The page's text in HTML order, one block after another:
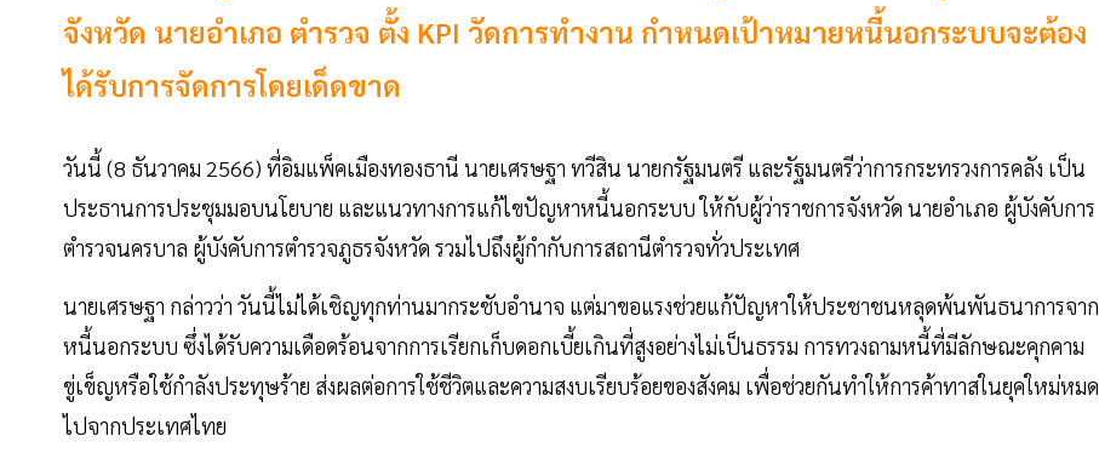
จังหวัด นายอำเภอ ตำรวจ ตั้ง KPI วัดการทำงาน กำหนดเป้าหมายหนี้นอกระบบจะต้อง
ได้รับการจัดการโดยเด็ดขาด
วันนี้ (8 ธันวาคม 2566) ที่อิมแพ็คเมืองทองธานี นายเศรษฐา ทวีสิน นายกรัฐมนตรี และรัฐมนตรีว่าการกระทรวงการคลัง เป็น
ประธานการประชุมมอบนโยบาย และแนวทางการแก้ไขปัญหาหนี้นอกระบบ ให้กับผู้ว่าราชการจังหวัด นายอำเภอ ผู้บังคับการ
ตำรวจนครบาล ผู้บังคับการตำรวจภูธรจังหวัด รวมไปถึงผู้กำกับการสถานีตำรวจทั่วประเทศ
นายเศรษฐา กล่าวว่า วันนี้ไม่ได้เชิญทุกท่านมากระชับอำนาจ แต่มาขอแรงช่วยแก้ปัญหาให้ประชาชนหลุดพ้นพันธนาการจาก
หนี้นอกระบบ ซึ่งได้รับความเดือดร้อนจากการเรียกเก็บดอกเบี้ยเกินที่สูงอย่างไม่เป็นธรรม การทวงถามหนี้ที่มีลักษณะคุกคาม
ขู่เข็ญหรือใช้กำลังประทุษร้าย ส่งผลต่อการใช้ชีวิตและความสงบเรียบร้อยของสังคม เพื่อช่วยกันทำให้การค้าทาสในยุคใหม่หมด
ไปจากประเทศไทย